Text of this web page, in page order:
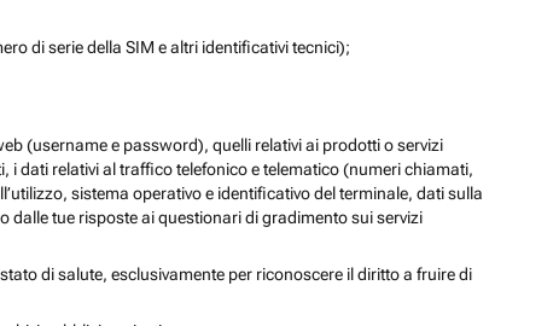
di serie della SIM e altri identificativi tecnici);
(username e password), quelli relativi ai prodotti o servizi
dati relativi al traffico telefonico e telematico (numeri chiamati,
sistema operativo e identificativo del terminale, dati sulla
dalle tue risposte ai questionari di gradimento sui servizi
di salute, esclusivamente per riconoscere il diritto a fruire di